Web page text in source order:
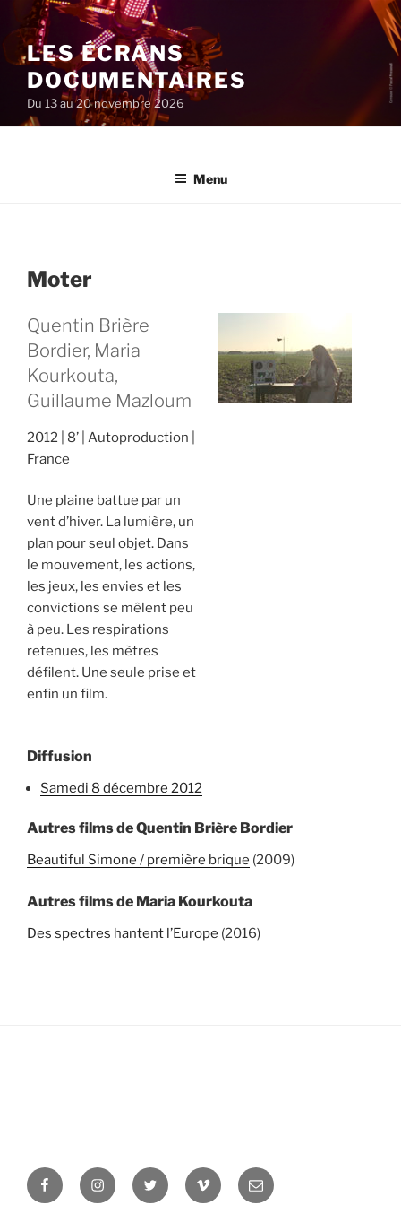
au
contenu
principal
LES ÉCRANS
DOCUMENTAIRES
Du 13 au 20 novembre 2026
Menu
Moter
Quentin Brière
Bordier, Maria
Kourkouta,
Guillaume Mazloum
2012 8’
Autoproduction
France
Une plaine battue par un
vent d’hiver. La lumière, un
plan pour seul objet. Dans
le mouvement, les actions,
les jeux, les envies et les
convictions se mêlent peu
à peu. Les respirations
retenues, les mètres
défilent. Une seule prise et
enfin un film.
Diffusion
samedi 8 décembre 2012
Autres films de Quentin Brière Bordier
Beautiful Simone / première brique (2009)
Autres films de Maria Kourkouta
Des spectres hantent l’Europe (2016)
FacebookInstagramTwitter Vimeo Newsletter